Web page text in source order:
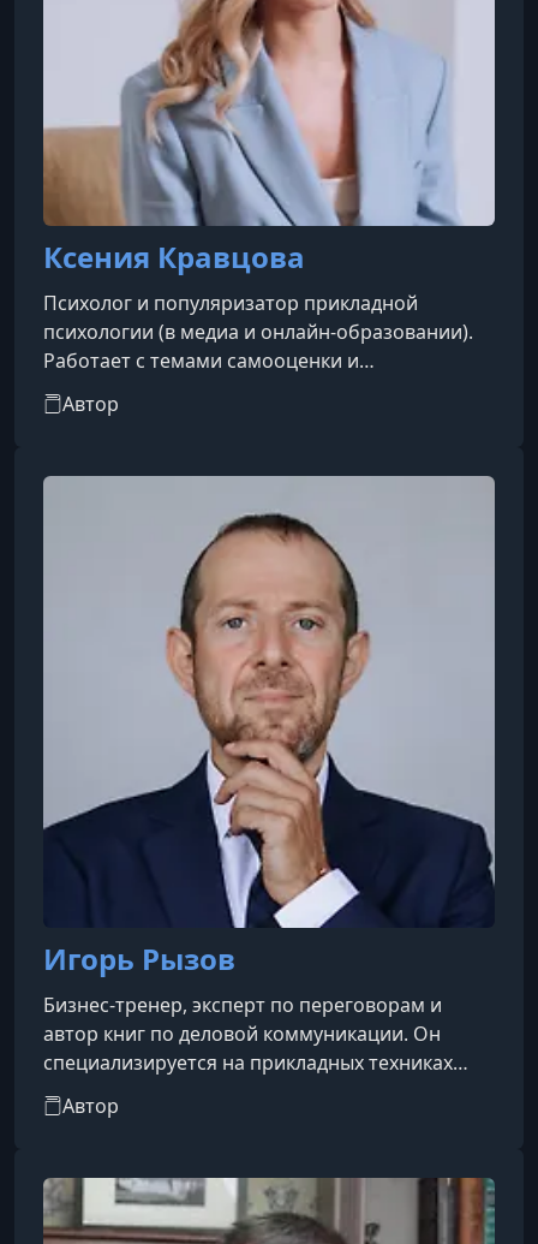
Ксения Кравцова
Психолог и популяризатор прикладной
психологии (в медиа и онлайн-образовании).
Работает с темами самооценки и
самопринятия, личных границ,
эмоциональной регуляции и межличностных
Автор
Игорь Рызов
Бизнес-тренер, эксперт по переговорам и
автор книг по деловой коммуникации. Он
специализируется на прикладных техниках
ведения переговоров, управлении
конфликтами, работе с возражениями и
корпоративные тренинги для руководителей и
предпринимателей, выступает на деловых
конференциях и ведёт образовательные
Автор